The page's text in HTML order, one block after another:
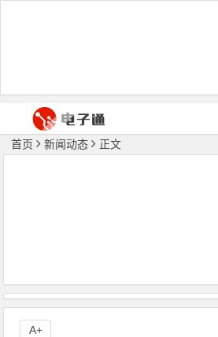
首页 新闻动态 正文
A+